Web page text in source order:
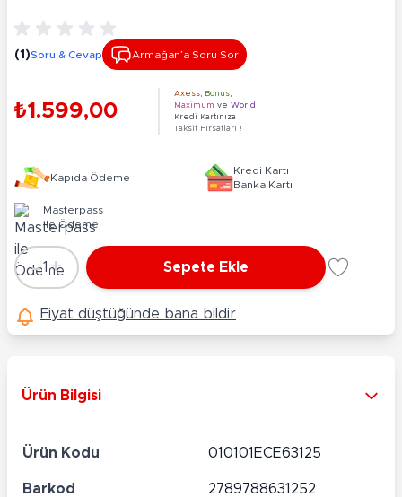
(1)Soru & Cevap Armağan’a Soru Sor
₺1.599,00
Axess Bonus
Maximum ve World
Kredi Kartınıza
Taksit Fırsatları !
Kapıda Ödeme
Kredi Kartı
Banka Kartı
Masterpass
ile Ödeme
Adet
-1 + Sepete Ekle
Fiyat düştüğünde bana bildir
Ürün Bilgisi
Ürün Kodu 010101ECE63125
Barkod 2789788631252